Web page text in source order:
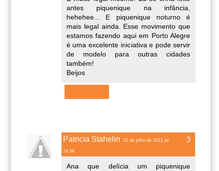
antes piquenique na infância,
hehehee... E piquenique noturno é
mais legal ainda. Esse movimento que
estamos fazendo aqui em Porto Alegre
é uma excelente iniciativa e pode servir
de modelo para outras cidades
também!
Beijos
Patricia Stahelin 20 de julho de 2012 às
14:36
Ana que delícia um piquenique